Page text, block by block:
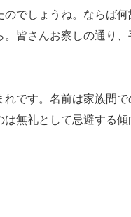
でしょうね。ならば
皆さんお察しの通り
です。名前は家族間
無礼として忌避する